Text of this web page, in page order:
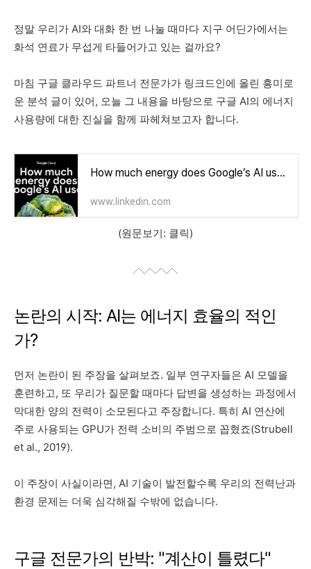
정말 우리가 AI와 대화 한 번 나눌 때마다 지구 어딘가에서는
화석 연료가 무섭게 타들어가고 있는 걸까요?
마침 구글 클라우드 파트너 전문가가 링크드인에 올린 흥미로
운 분석 글이 있어, 오늘 그 내용을 바탕으로 구글 AI의 에너지
사용량에 대한 진실을 함께 파헤쳐보고자 합니다.
How much energy does Google’s AI use? We did the math.
www.linkedin.com
(원문보기: 클릭)
논란의 시작: AI는 에너지 효율의 적인
가?
먼저 논란이 된 주장을 살펴보죠. 일부 연구자들은 AI 모델을
훈련하고, 또 우리가 질문할 때마다 답변을 생성하는 과정에서
막대한 양의 전력이 소모된다고 주장합니다. 특히 AI 연산에
주로 사용되는 GPU가 전력 소비의 주범으로 꼽혔죠(Strubell
et al., 2019).
이 주장이 사실이라면, AI 기술이 발전할수록 우리의 전력난과
환경 문제는 더욱 심각해질 수밖에 없습니다.
구글 전문가의 반박: "계산이 틀렸다"